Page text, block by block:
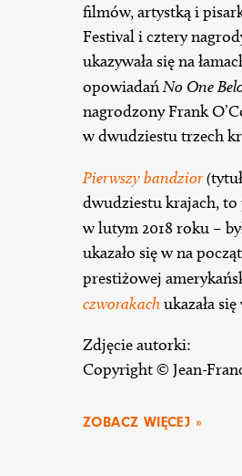
filmów, artystką i
Festival i cztery
ukazywała się na
opowiadańNo One
nagrodzony Frank
w dwudziestu trzech
Pierwszy bandzior(
dwudziestu krajach, to
w lutym 2018 roku –
ukazało się w na
prestiżowej
czworakachukazała
Zdjęcie autorki:
Copyright © Jean-
ZOBACZ WIĘCEJ »